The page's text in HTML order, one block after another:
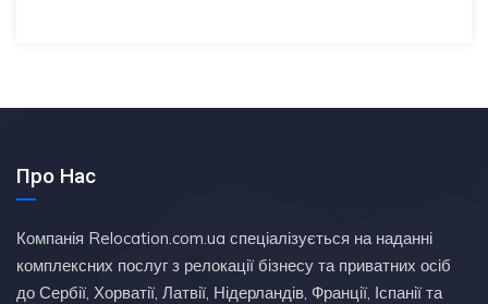
Про Нас
Компанія Relocation.com.ua спеціалізується на наданні
комплексних послуг з релокації бізнесу та приватних осіб
до Сербії, Хорватії, Латвії, Нідерландів, Франції, Іспанії та